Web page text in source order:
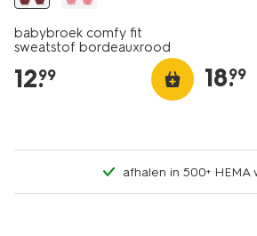
babybroek comfy fit
sweatstof bordeauxrood
12.
99 18.
99
afhalen in 500+ HEMA winkels